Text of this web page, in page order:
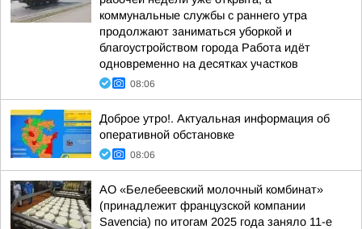
коммунальные службы с раннего утра
продолжают заниматься уборкой и
благоустройством города Работа идёт
одновременно на десятках участков
08:06
Доброе утро!. Актуальная информация об
оперативной обстановке
08:06
АО «Белебеевский молочный комбинат»
(принадлежит французской компании
Savencia) по итогам 2025 года заняло 11-е